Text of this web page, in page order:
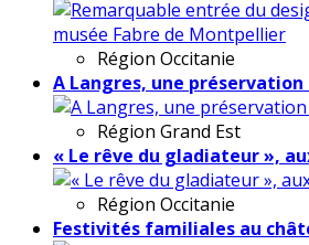
Région Occitanie
A Langres, une
Région Grand Est
« Le rêve du gladiateur »,
Région Occitanie
Festivités familiales au